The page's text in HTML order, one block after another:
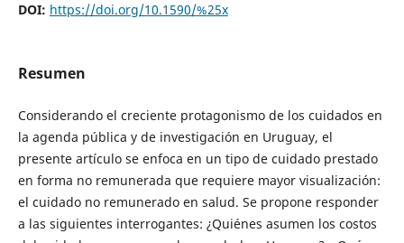
DOI: https://doi.org/10.1590/%25x
Resumen
Considerando el creciente protagonismo de los cuidados en
la agenda pública y de investigación en Uruguay, el
presente artículo se enfoca en un tipo de cuidado prestado
en forma no remunerada que requiere mayor visualización:
el cuidado no remunerado en salud. Se propone responder
a las siguientes interrogantes: ¿Quiénes asumen los costos